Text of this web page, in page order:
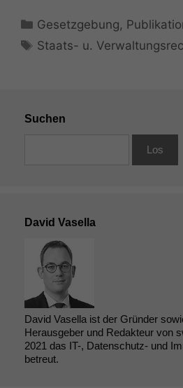
Kategorien
Gesetzgebung,
Schlagwörter
Staats- u.
Suchen
David Vasella
David Vasella ist der Gründer
Herausgeber und Redakteur von
2021 das IT-, Datenschutz- und
betreut.